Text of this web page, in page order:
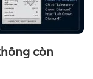
còn